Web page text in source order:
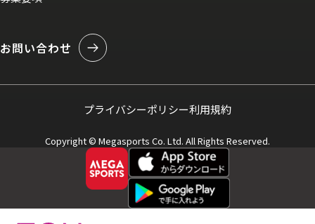
お問い合わせ
プライバシーポリシー利用規約
Copyright © Megasports Co. Ltd. All Rights Reserved.